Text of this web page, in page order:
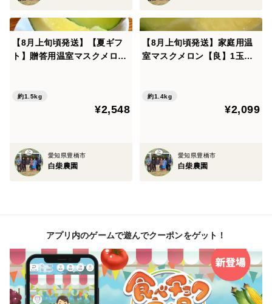
🛑商品に問題がありましたら、すぐにメッセージにてお
伝えください。（腐っている、割れている、全く甘くな
いなど）
ただけますと幸いです。
誠意を持ってしっかりご対応させていただきます。
《食レポ》(農場長が実際に食べながら書きました)
ます。みっちり凝縮された果肉を噛むたびに、ジュー
シーで濃厚な果汁があふれ出てきます。
メロン特有のえぐみを極限まで抑えたその甘味は、味の
濃さに反したスッキリとしたのどごしを実現していま
す。心地よい後味が次のひと口を求め、爽やかで豊潤な
【8月上旬頃発送】【夏ギフ
ト】贈答用温室マスクメロン
約1.5kg
¥2,548
愛知県豊橋市
白柴農園
【8月上旬頃発送】家庭用温
室マスクメロン【良】1玉
約1.4kg
¥2,099
愛知県豊橋市
白柴農園
アプリ内のゲームで遊んでクーポンをゲット！